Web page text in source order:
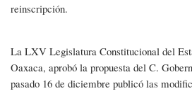
reinscripción.
La LXV Legislatura Constitucional del
Oaxaca, aprobó la propuesta del C.
pasado 16 de diciembre publicó las